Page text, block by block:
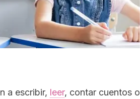
a escribir, leer, contar cuentos o